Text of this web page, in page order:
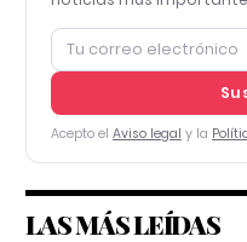
Acepto el Aviso legal y la
LAS MÁS LEÍDAS